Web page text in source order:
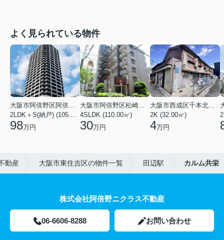
よく見られている物件
大阪市阿倍野区阿倍野筋１丁目
2LDK＋S(納戸) (105.43㎡)
98万円
大阪市阿倍野区松崎町３丁目
4SLDK (110.00㎡)
30万円
大阪市西成区千本北２丁目
2K (32.00㎡)
4万円
動産 大阪市東住吉区の物件一覧 田辺駅 カルム共栄
株式会社阿倍野ニクラス不動産
06-6606-8288 お問い合わせ